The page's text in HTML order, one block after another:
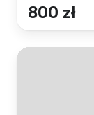
800 zł